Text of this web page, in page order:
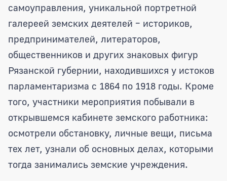
самоуправления, уникальной портретной
галереей земских деятелей – историков,
предпринимателей, литераторов,
общественников и других знаковых фигур
Рязанской губернии, находившихся у истоков
парламентаризма с 1864 по 1918 годы. Кроме
того, участники мероприятия побывали в
открывшемся кабинете земского работника:
осмотрели обстановку, личные вещи, письма
тех лет, узнали об основных делах, которыми
тогда занимались земские учреждения.